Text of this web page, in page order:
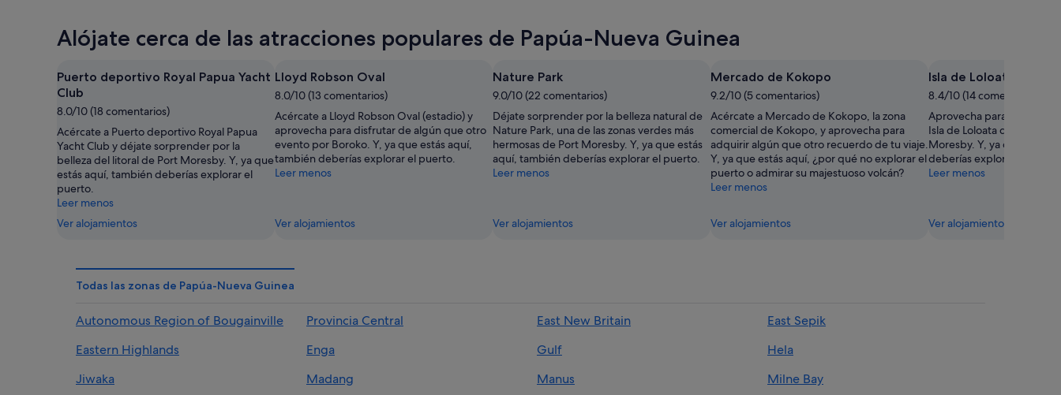
Alójate cerca de las atracciones populares de Papúa-Nueva Guinea
Puerto deportivo Royal Papua Yacht
Club
8.0/10 (18 comentarios)
Acércate a Puerto deportivo Royal Papua
Yacht Club y déjate sorprender por la
belleza del litoral de Port Moresby. Y, ya que
estás aquí, también deberías explorar el
puerto.
Leer menos
Ver alojamientos
Lloyd Robson Oval
8.0/10 (13 comentarios)
Acércate a Lloyd Robson Oval (estadio) y
aprovecha para disfrutar de algún que otro
evento por Boroko. Y, ya que estás aquí,
también deberías explorar el puerto.
Leer menos
Ver alojamientos
Nature Park
9.0/10 (22 comentarios)
Déjate sorprender por la belleza natural de
Nature Park, una de las zonas verdes más
hermosas de Port Moresby. Y, ya que estás
aquí, también deberías explorar el puerto.
Leer menos
Ver alojamientos
Mercado de Kokopo
9.2/10 (5 comentarios)
Acércate a Mercado de Kokopo, la zona
comercial de Kokopo, y aprovecha para
adquirir algún que otro recuerdo de tu viaje.
Y, ya que estás aquí, ¿por qué no explorar el
puerto o admirar su majestuoso volcán?
Leer menos
Ver alojamientos
Isla de Loloata
8.4/10 (14 comentarios)
Aprovecha para admirar
Isla de Loloata durante tus
Moresby. Y, ya que estás
deberías explorar el
Leer menos
Ver alojamientos
Todas las zonas de Papúa-Nueva Guinea
Autonomous Region of Bougainville Provincia Central East New Britain
East Sepik
Eastern Highlands
Enga Gulf
Hela
Jiwaka
Madang Manus
Milne Bay